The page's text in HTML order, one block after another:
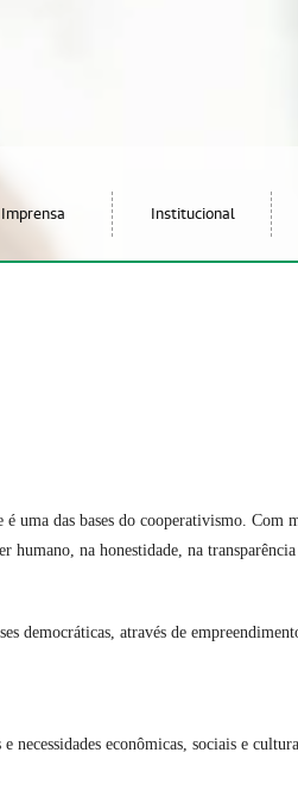
Imprensa Institucional
das bases do cooperativismo. Com
humano, na honestidade, na transparê
democráticas, através de
necessidades econômicas, sociais e